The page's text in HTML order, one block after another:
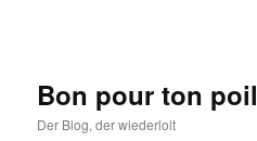
Bon pour ton poil
Der Blog, der wiederlolt